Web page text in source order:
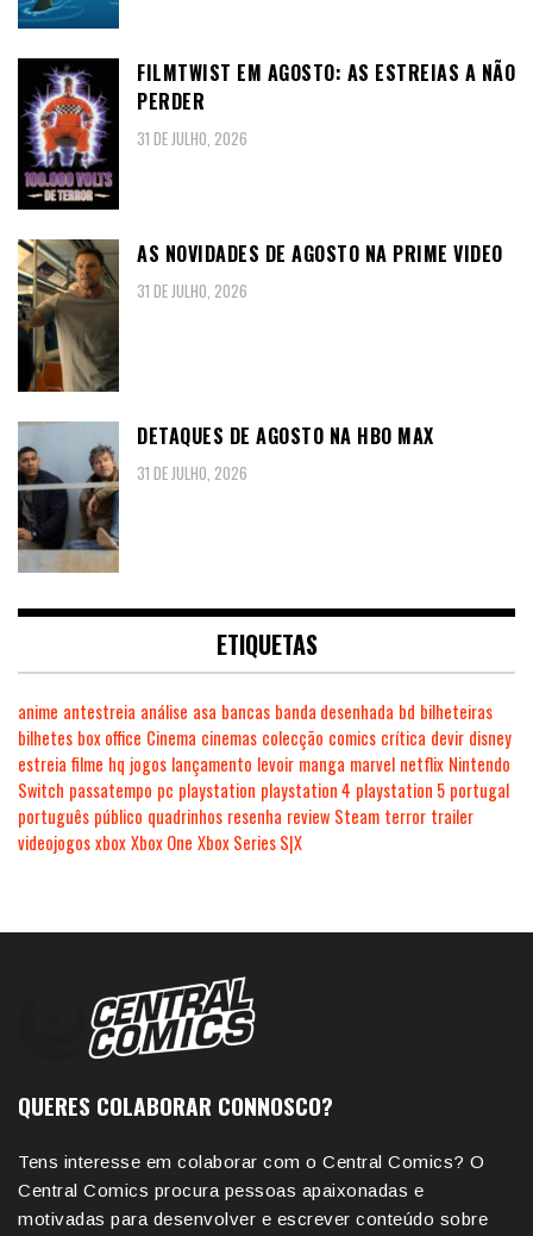
FILMTWIST EM AGOSTO: AS ESTREIAS A NÃO
PERDER
31 DE JULHO, 2026
AS NOVIDADES DE AGOSTO NA PRIME VIDEO
31 DE JULHO, 2026
DETAQUES DE AGOSTO NA HBO MAX
31 DE JULHO, 2026
ETIQUETAS
anime antestreia análise asa bancas banda desenhada bd bilheteiras
bilhetes box office Cinema cinemas colecção comics crítica devir disney
estreia filme hq jogos lançamento levoir manga marvel netflix Nintendo
Switch passatempo pc playstation playstation 4 playstation 5 portugal
português público quadrinhos resenha review Steam terror trailer
videojogosxboxXbox One Xbox Series S|X
QUERES COLABORAR CONNOSCO?
Tens interesse em colaborar com o Central Comics? O
Central Comics procura pessoas apaixonadas e
motivadas para desenvolver e escrever conteúdo sobre